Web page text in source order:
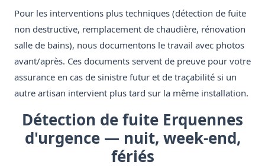
Pour les interventions plus techniques (détection de fuite
non destructive, remplacement de chaudière, rénovation
salle de bains), nous documentons le travail avec photos
avant/après. Ces documents servent de preuve pour votre
assurance en cas de sinistre futur et de traçabilité si un
autre artisan intervient plus tard sur la même installation.
Détection de fuite Erquennes
d'urgence — nuit, week-end,
fériés